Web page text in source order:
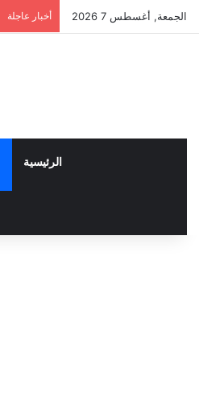
الجمعة, أغسطس 7 2026 أخبار عاجلة
الرئيسية